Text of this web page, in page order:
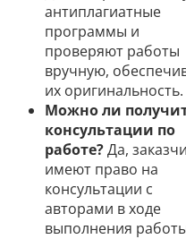
антиплагиатные
программы и
проверяют работы
вручную,
их оригинальность.
Можно ли
консультации по
работе?Да,
имеют право на
консультации с
авторами в ходе
выполнения